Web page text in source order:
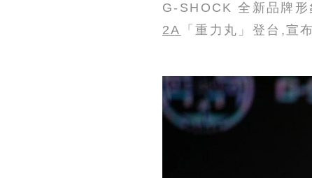
G-SHOCK 全新品牌
2A
「重力丸」登台,宣